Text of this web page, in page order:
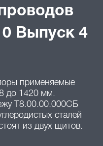
Выпуск 4
применяемые
до 1420 мм.
Т8.00.00.000СБ
сталей
из двух щитов.